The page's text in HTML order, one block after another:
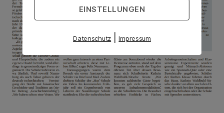
EINSTELLUNGEN
Datenschutz |Impressum